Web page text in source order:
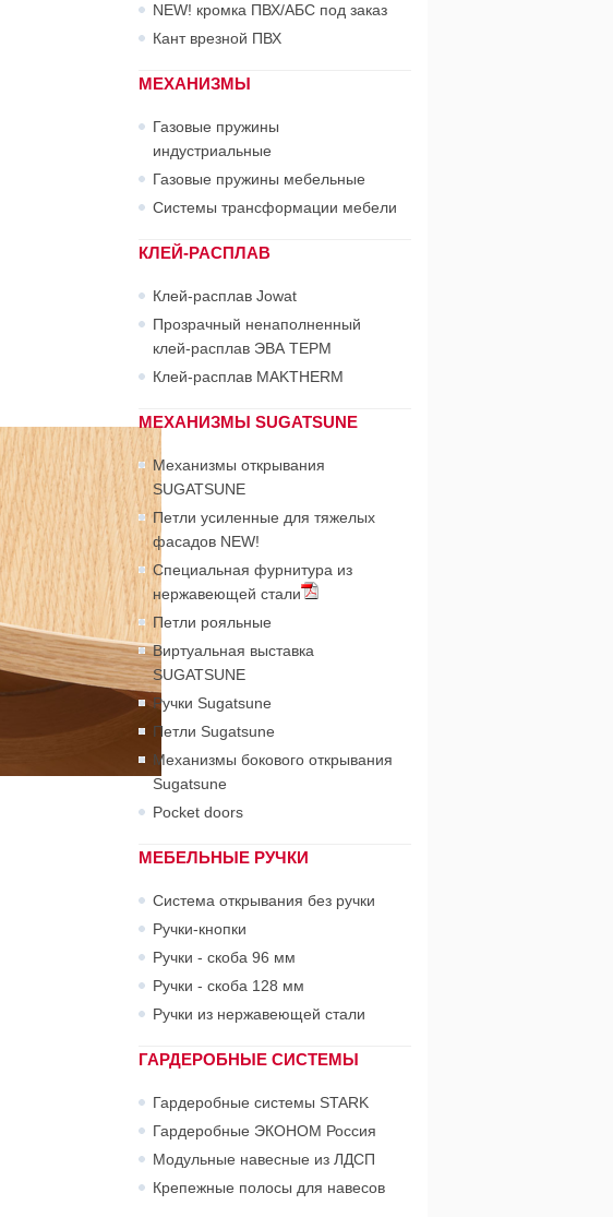
NEW! кромка ПВХ/АБС под заказ
Кант врезной ПВХ
МЕХАНИЗМЫ
Газовые пружины
индустриальные
Газовые пружины мебельные
Системы трансформации мебели
КЛЕЙ-РАСПЛАВ
Клей-расплав Jowat
Прозрачный ненаполненный
клей-расплав ЭВА ТЕРМ
Клей-расплав MAKTHERM
МЕХАНИЗМЫ SUGATSUNE
Механизмы открывания
SUGATSUNE
Петли усиленные для тяжелых
фасадов NEW!
Специальная фурнитура из
нержавеющей стали
Петли рояльные
Виртуальная выставка
SUGATSUNE
Ручки Sugatsune
Петли Sugatsune
Механизмы бокового открывания
Sugatsune
Pocket doors
МЕБЕЛЬНЫЕ РУЧКИ
Система открывания без ручки
Ручки-кнопки
Ручки - скоба 96 мм
Ручки - скоба 128 мм
Ручки из нержавеющей стали
ГАРДЕРОБНЫЕ СИСТЕМЫ
Гардеробные системы STARK
Гардеробные ЭКОНОМ Россия
Модульные навесные из ЛДСП
Крепежные полосы для навесов